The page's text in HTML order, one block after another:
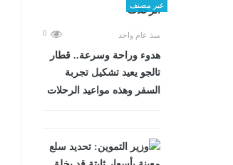
غير مصنف
منذ عام واحد 0
هدوء وراحة وسرعة.. قطار
تالجو يعيد تشكيل تجربة
السفر وهذه مواعيد الرحلات